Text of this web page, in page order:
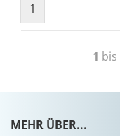
1
1 bis
MEHR ÜBER...